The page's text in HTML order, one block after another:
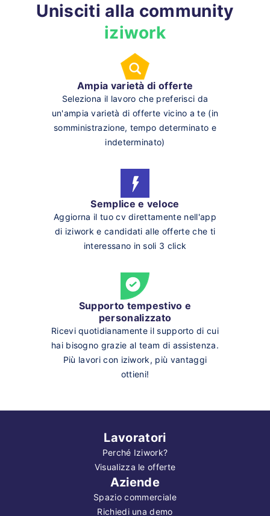
Unisciti alla community
iziwork
Ampia varietà di offerte
Seleziona il lavoro che preferisci da
un'ampia varietà di offerte vicino a te (in
somministrazione, tempo determinato e
indeterminato)
Semplice e veloce
Aggiorna il tuo cv direttamente nell'app
di iziwork e candidati alle offerte che ti
interessano in soli 3 click
Supporto tempestivo e
personalizzato
Ricevi quotidianamente il supporto di cui
hai bisogno grazie al team di assistenza.
Più lavori con iziwork, più vantaggi
ottieni!
Lavoratori
Perché Iziwork?
Visualizza le offerte
Aziende
Spazio commerciale
Richiedi una demo